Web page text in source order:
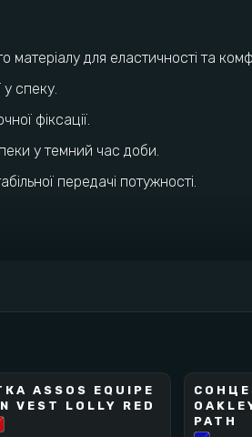
матеріалу для еластичності та
у спеку.
фіксації.
у темний час доби.
передачі потужності.
велогонок і тривалих тренувань.
ASSOS EQUIPE
VEST LOLLY RED
OAKLEY
BEST SELLER
PATH